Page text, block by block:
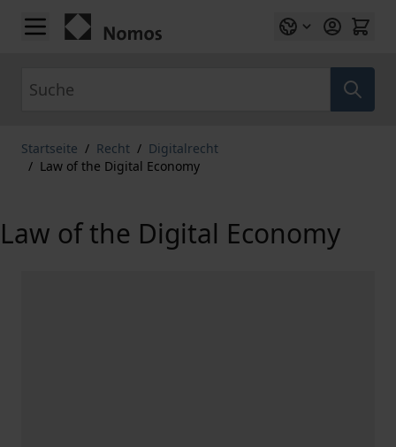
Zum Inhalt springen
Startseite / Recht / Digitalrecht
/ Law of the Digital Economy
Law of the Digital Economy